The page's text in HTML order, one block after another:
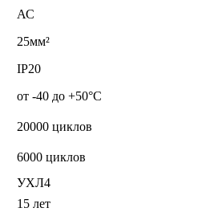
АС
25мм²
ІР20
от -40 до +50°С
20000 циклов
6000 циклов
УХЛ4
15 лет